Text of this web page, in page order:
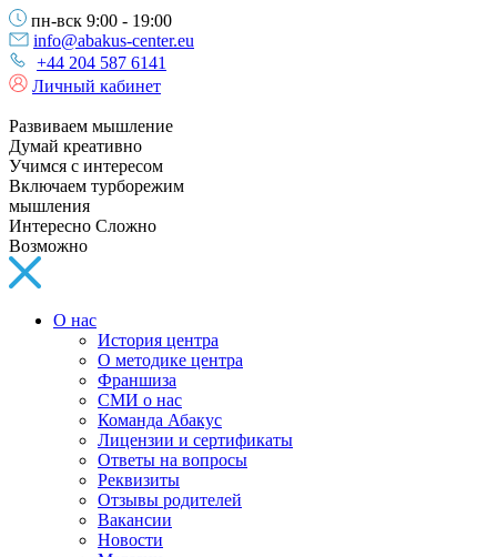
пн-вск 9:00 - 19:00
info@abakus-center.eu
+44 204 587 6141
Личный кабинет
Развиваем мышление
Думай креативно
Учимся с интересом
Включаем турборежим
мышления
Интересно Сложно
Возможно
О нас
История центра
О методике центра
Франшиза
СМИ о нас
Команда Абакус
Лицензии и сертификаты
Ответы на вопросы
Реквизиты
Отзывы родителей
Вакансии
Новости